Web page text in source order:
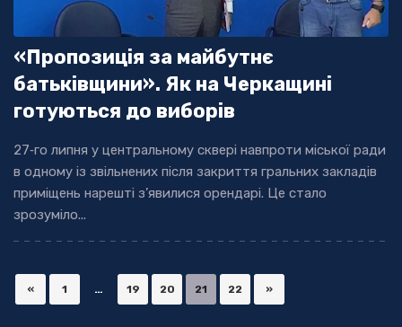
«Пропозиція за майбутнє
батьківщини». Як на Черкащині
готуються до виборів
27‐го липня у центральному сквері навпроти міської ради
в одному із звільнених після закриття гральних закладів
приміщень нарешті з’явилися орендарі. Це стало
зрозуміло...
« 1 … 19 20 21 22 »